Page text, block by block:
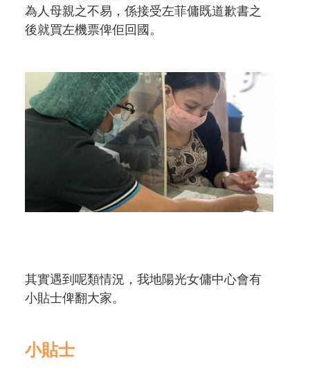
為人母親之不易，係接受左菲傭既道歉書之
後就買左機票俾佢回國。
其實遇到呢類情況，我地陽光女傭中心會有
小貼士俾翻大家。
小貼士